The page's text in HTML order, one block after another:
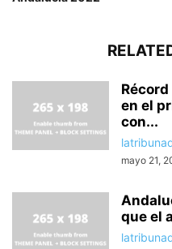
en el
con...
mayo 21,
que el